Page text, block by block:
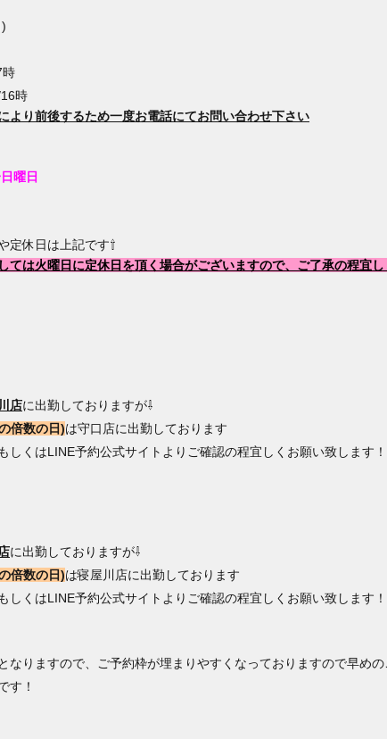
時
時
より前後するため一度お電話にてお問い合わせ下さい
曜日
定休日は上記です⇧
ては火曜日に定休日を頂く場合がございますので、ご了承の程宜し
店に出勤しておりますが⇩
倍数の日)は守口店に出勤しております
しくはLINE予約公式サイトよりご確認の程宜しくお願い致します！
に出勤しておりますが⇩
倍数の日)は寝屋川店に出勤しております
しくはLINE予約公式サイトよりご確認の程宜しくお願い致します！
なりますので、ご予約枠が埋まりやすくなっておりますので早めの
す！